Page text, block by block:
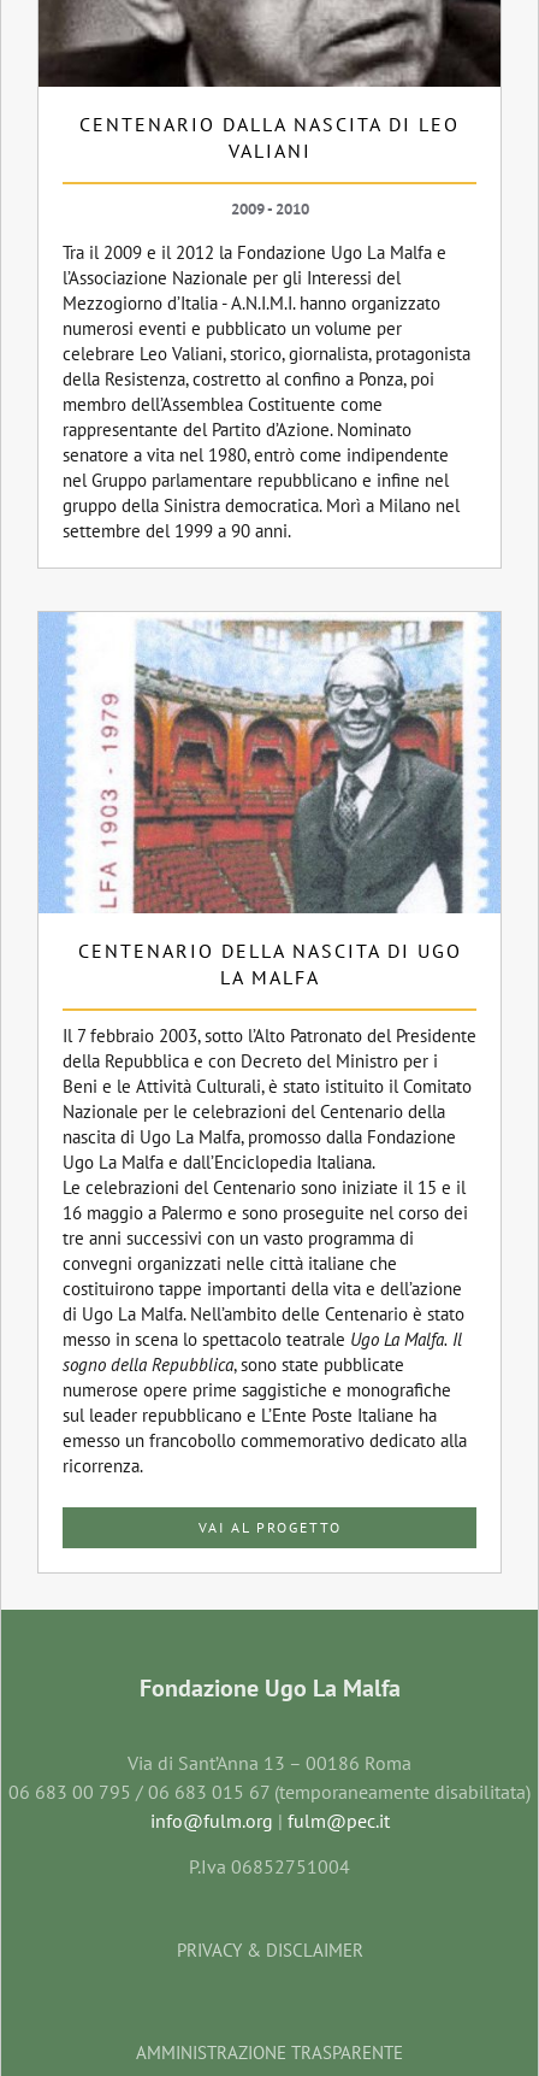
CENTENARIO DALLA NASCITA DI LEO
VALIANI
2009 - 2010
Tra il 2009 e il 2012 la Fondazione Ugo La Malfa e
l’Associazione Nazionale per gli Interessi del
Mezzogiorno d’Italia - A.N.I.M.I. hanno organizzato
numerosi eventi e pubblicato un volume per
celebrare Leo Valiani, storico, giornalista, protagonista
della Resistenza, costretto al confino a Ponza, poi
membro dell’Assemblea Costituente come
rappresentante del Partito d’Azione. Nominato
senatore a vita nel 1980, entrò come indipendente
nel Gruppo parlamentare repubblicano e infine nel
gruppo della Sinistra democratica. Morì a Milano nel
settembre del 1999 a 90 anni.
CENTENARIO DELLA NASCITA DI UGO
LA MALFA
Il 7 febbraio 2003, sotto l’Alto Patronato del Presidente
della Repubblica e con Decreto del Ministro per i
Beni e le Attività Culturali, è stato istituito il Comitato
Nazionale per le celebrazioni del Centenario della
nascita di Ugo La Malfa, promosso dalla Fondazione
Ugo La Malfa e dall’Enciclopedia Italiana.
Le celebrazioni del Centenario sono iniziate il 15 e il
16 maggio a Palermo e sono proseguite nel corso dei
tre anni successivi con un vasto programma di
convegni organizzati nelle città italiane che
costituirono tappe importanti della vita e dell’azione
di Ugo La Malfa. Nell’ambito delle Centenario è stato
messo in scena lo spettacolo teatrale Ugo La Malfa. Il
sogno della Repubblica, sono state pubblicate
numerose opere prime saggistiche e monografiche
sul leader repubblicano e L’Ente Poste Italiane ha
emesso un francobollo commemorativo dedicato alla
ricorrenza.
VAI AL PROGETTO
Fondazione Ugo La Malfa
Via di Sant’Anna 13 – 00186 Roma
06 683 00 795 / 06 683 015 67 (temporaneamente disabilitata)
info@fulm.org | fulm@pec.it
P.Iva 06852751004
PRIVACY & DISCLAIMER
AMMINISTRAZIONE TRASPARENTE